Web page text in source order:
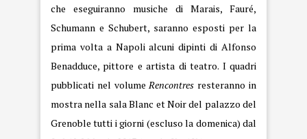
che eseguiranno musiche di Marais, Fauré,
Schumann e Schubert, saranno esposti per la
prima volta a Napoli alcuni dipinti di Alfonso
Benadduce, pittore e artista di teatro. I quadri
pubblicati nel volume Rencontres resteranno in
mostra nella sala Blanc et Noir del palazzo del
Grenoble tutti i giorni (escluso la domenica) dal